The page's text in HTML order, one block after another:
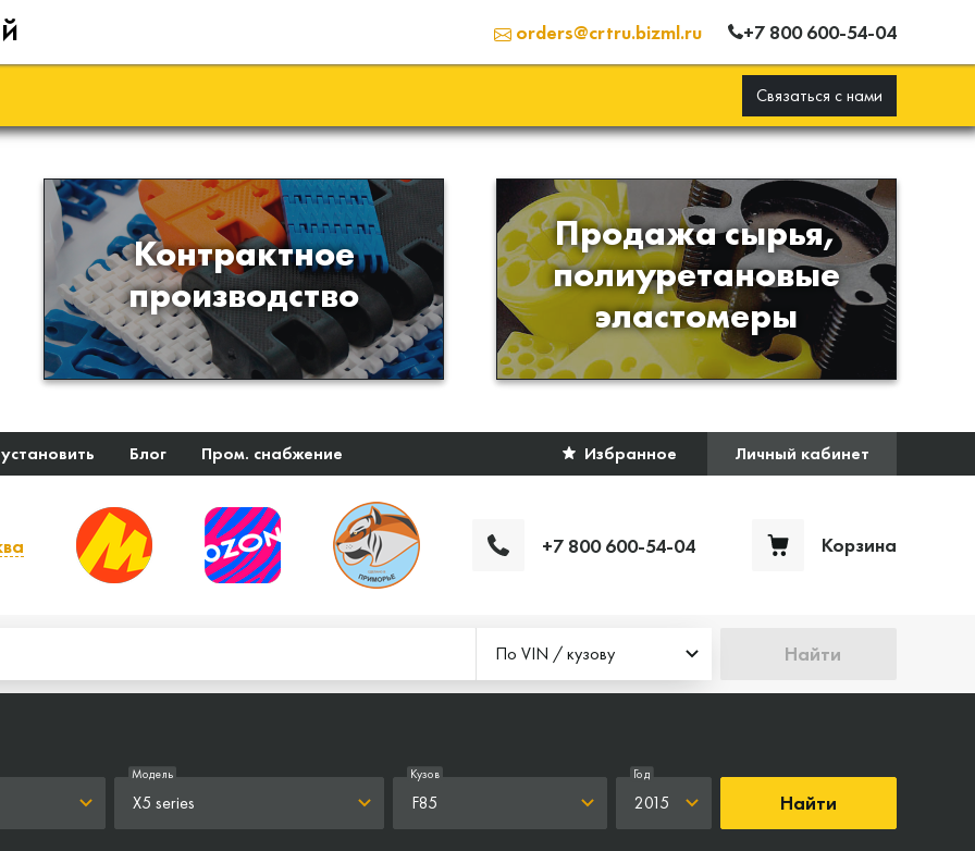
orders@crtru.bizml.ru +7 800 600-54-04
Связаться с нами
Контрактное
производство
Производство изделий из
пластиков и полимеров по
образцам либо чертежам
заказчика
Продажа сырья,
полиуретановые
эластомеры
Продажа сырья для
производства изделий из
полиуретана
Блог Пром. снабжение Избранное Личный кабинет
+7 800 600-54-04 Корзина
По VIN / кузову Найти
X5 series
Модель
F85
Кузов
2015
Год
Найти